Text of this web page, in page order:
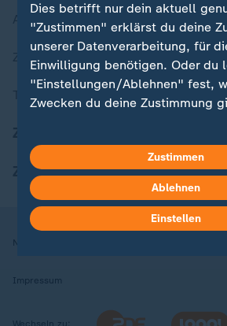
Aktuelle Sendungs-Videos
ZDFheute Stories
Themen im Überblick
ZDFheute Apps
Nutzungsbedingungen
Impressum
Wechseln zu:
Dies betrifft nur dein aktuell
"Zustimmen" erklärst du deine
unserer Datenverarbeitung, für
Einwilligung benötigen. Oder du
"Einstellungen/Ablehnen" fest,
Zwecken du deine Zustimmung
in deinen Einstellungen
Hier findest du das Impressum.
Weitere Informationen findest du
Datenschutzerklärung.
Zustimmen
Ablehnen
Einstellen